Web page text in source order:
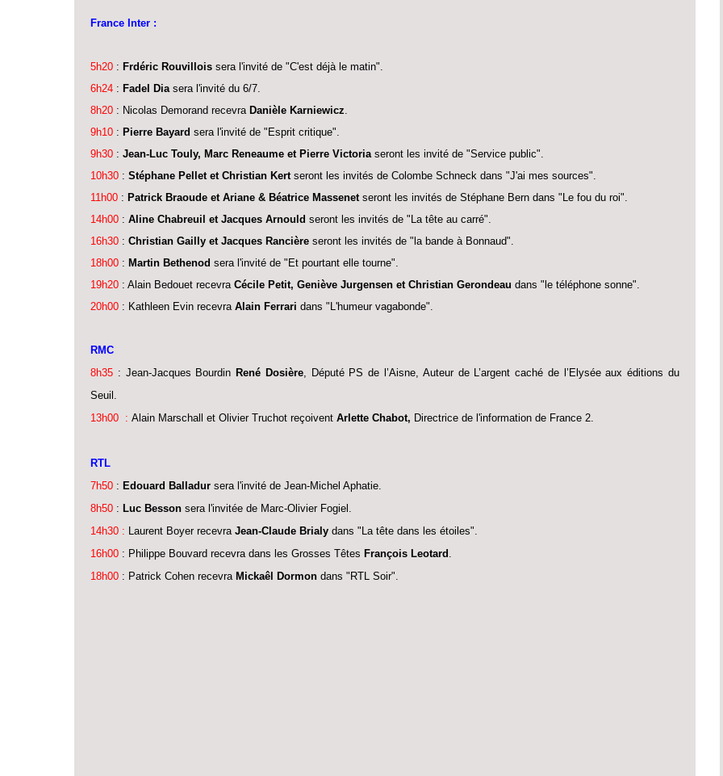
France Inter :
5h20 : Frdéric Rouvillois sera l'invité de "C'est déjà le matin".
6h24 : Fadel Dia sera l'invité du 6/7.
8h20 : Nicolas Demorand recevra Danièle Karniewicz
9h10 : Pierre Bayard sera l'invité de "Esprit critique".
9h30 : Jean-Luc Touly, Marc Reneaume et Pierre Victoria seront les invité de "Service public".
10h30 : Stéphane Pellet et Christian Kert seront les invités de Colombe Schneck dans "J'ai mes sources".
11h00 : Patrick Braoude et Ariane & Béatrice Massenet seront les invités de Stéphane Bern dans "Le fou du roi".
14h00 : Aline Chabreuil et Jacques Arnould seront les invités de "La tête au carré".
16h30 : Christian Gailly et Jacques Rancière seront les invités de "la bande à Bonnaud".
18h00 : Martin Bethenod sera l'invité de "Et pourtant elle tourne".
19h20 : Alain Bedouet recevra Cécile Petit, Geniève Jurgensen et Christian Gerondeau dans "le téléphone sonne".
20h00 : Kathleen Evin recevra Alain Ferrari dans "L'humeur vagabonde".
RMC
8h35 : Jean-Jacques Bourdin René Dosière, Député PS de l’Aisne, Auteur de L’argent caché de l’Elysée aux éditions du
Seuil.
13h00 : Alain Marschall et Olivier Truchot reçoivent Arlette Chabot, Directrice de l'information de France 2.
RTL
7h50 : Edouard Balladur sera l'invité de Jean-Michel Aphatie.
8h50 : Luc Besson sera l'invitée de Marc-Olivier Fogiel.
14h30 : Laurent Boyer recevra Jean-Claude Brialy dans "La tête dans les étoiles".
16h00 : Philippe Bouvard recevra dans les Grosses Têtes François Leotard
18h00 : Patrick Cohen recevra Mickaêl Dormon dans "RTL Soir".